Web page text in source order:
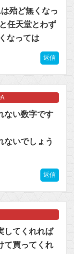
殆ど無くなっ
任天堂とわず
なっては
返信
ない数字です
ないでしょう
返信
してくれれば
て買ってくれ